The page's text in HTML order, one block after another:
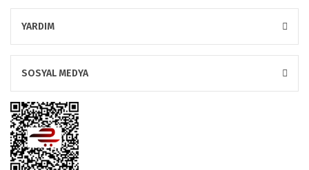
YARDIM
SOSYAL MEDYA